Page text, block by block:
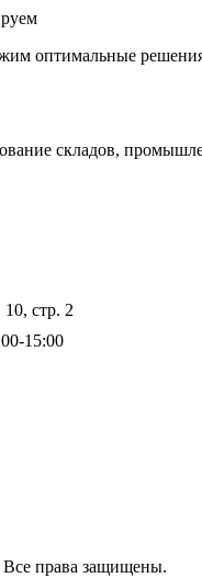
оптимальные
складов,
стр. 2
15:00
Все права защищены.